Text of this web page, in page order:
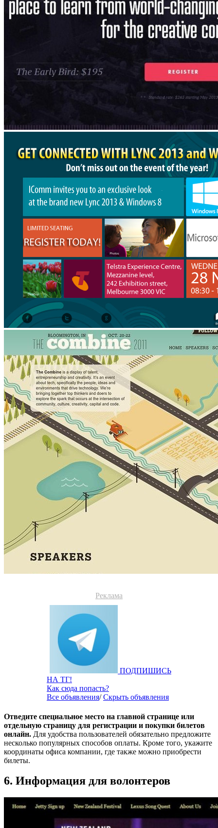
Реклама
ПОДПИШИСЬ
НА ТГ!
Как сюда попасть?
Все объявления/Скрыть объявления
Отведите специальное место на главной странице или
отдельную страницу для регистрации и покупки билетов
онлайн. Для удобства пользователей обязательно предложите
несколько популярных способов оплаты. Кроме того, укажите
координаты офиса компании, где также можно приобрести
билеты.
6. Информация для волонтеров